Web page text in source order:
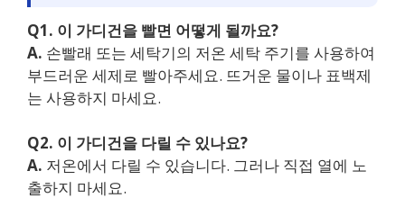
Q1. 이 가디건을 빨면 어떻게 될까요?
A. 손빨래 또는 세탁기의 저온 세탁 주기를 사용하여
부드러운 세제로 빨아주세요. 뜨거운 물이나 표백제
는 사용하지 마세요.
Q2. 이 가디건을 다릴 수 있나요?
A. 저온에서 다릴 수 있습니다. 그러나 직접 열에 노
출하지 마세요.